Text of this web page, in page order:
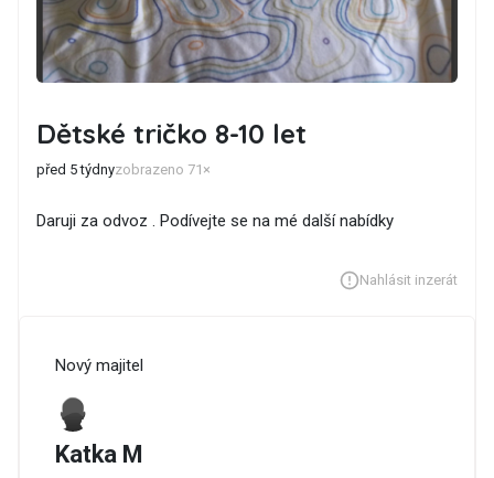
Dětské tričko 8-10 let
před 5 týdnyzobrazeno 71×
Daruji za odvoz . Podívejte se na mé další nabídky
Nahlásit inzerát
Nový majitel
Katka M